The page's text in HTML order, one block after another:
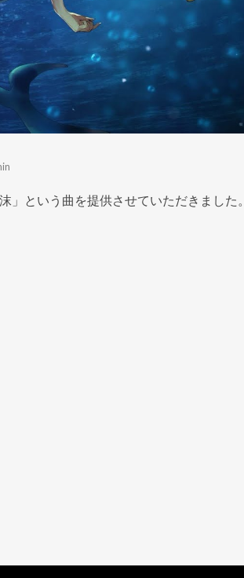
」という曲を提供させていただきました。